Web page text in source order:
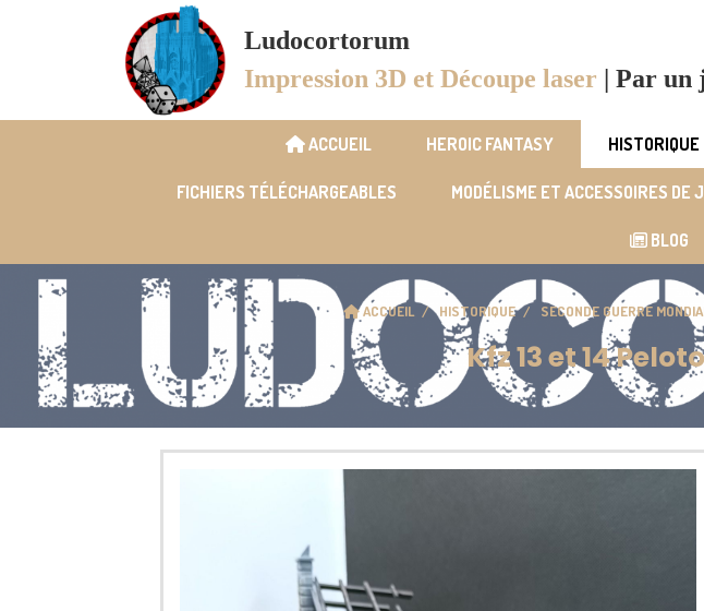
Ludocortorum
Impression 3D et Découpe laser | Par un
ACCUEIL HEROIC FANTASY HISTORIQUE
FICHIERS TÉLÉCHARGEABLES MODÉLISME ET ACCESSOIRES DE
BLOG
ACCUEIL HISTORIQUE SECONDE GUERRE
Kfz 13 et 14
Panneau de gestion des cookies